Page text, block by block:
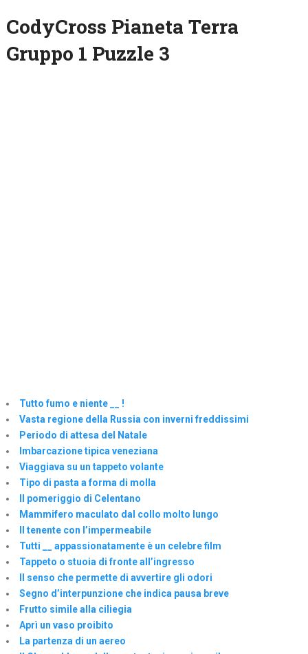
CodyCross Pianeta Terra
Gruppo 1 Puzzle 3
Tutto fumo e niente __ !
Vasta regione della Russia con inverni freddissimi
Periodo di attesa del Natale
Imbarcazione tipica veneziana
Viaggiava su un tappeto volante
Tipo di pasta a forma di molla
Il pomeriggio di Celentano
Mammifero maculato dal collo molto lungo
Il tenente con l’impermeabile
Tutti __ appassionatamente è un celebre film
Tappeto o stuoia di fronte all’ingresso
Il senso che permette di avvertire gli odori
Segno d’interpunzione che indica pausa breve
Frutto simile alla ciliegia
Aprì un vaso proibito
La partenza di un aereo